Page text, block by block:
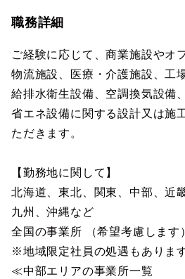
職務詳細
ご経験に応じて、商業施設やオ
物流施設、医療・介護施設、工
給排水衛生設備、空調換気設備
省エネ設備に関する設計又は施
ただきます。
【勤務地に関して】
北海道、東北、関東、中部、近
九州、沖縄など
全国の事業所 （希望考慮します
※地域限定社員の処遇もあります
≪中部エリアの事業所一覧